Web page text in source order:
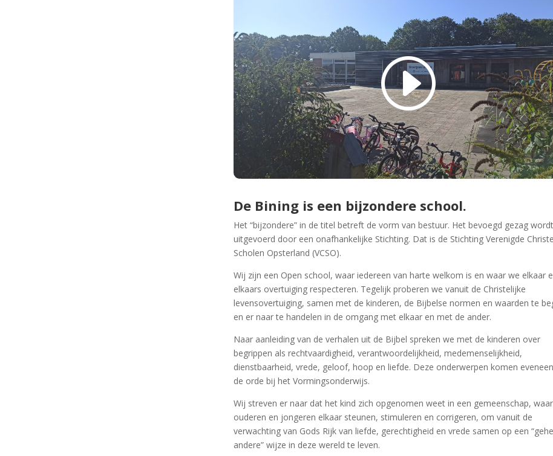
De Bining is een bijzondere school.
Het “bijzondere” in de titel betreft de vorm van bestuur. Het bevoegd gezag wordt
uitgevoerd door een onafhankelijke Stichting. Dat is de Stichting Verenigde
Scholen Opsterland (VCSO).
Wij zijn een Open school, waar iedereen van harte welkom is en waar we elkaar
elkaars overtuiging respecteren. Tegelijk proberen we vanuit de Christelijke
levensovertuiging, samen met de kinderen, de Bijbelse normen en waarden te
en er naar te handelen in de omgang met elkaar en met de ander.
Naar aanleiding van de verhalen uit de Bijbel spreken we met de kinderen over
begrippen als rechtvaardigheid, verantwoordelijkheid, medemenselijkheid,
dienstbaarheid, vrede, geloof, hoop en liefde. Deze onderwerpen komen
de orde bij het Vormingsonderwijs.
Wij streven er naar dat het kind zich opgenomen weet in een gemeenschap,
ouderen en jongeren elkaar steunen, stimuleren en corrigeren, om vanuit de
verwachting van Gods Rijk van liefde, gerechtigheid en vrede samen op een
andere” wijze in deze wereld te leven.